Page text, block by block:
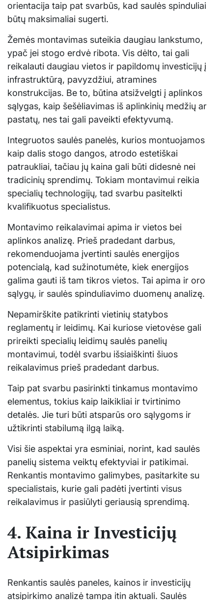
orientacija taip pat svarbūs, kad saulės spinduliai
būtų maksimaliai sugerti.
Žemės montavimas suteikia daugiau lankstumo,
ypač jei stogo erdvė ribota. Vis dėlto, tai gali
reikalauti daugiau vietos ir papildomų investicijų į
infrastruktūrą, pavyzdžiui, atramines
konstrukcijas. Be to, būtina atsižvelgti į aplinkos
sąlygas, kaip šešėliavimas iš aplinkinių medžių ar
pastatų, nes tai gali paveikti efektyvumą.
Integruotos saulės panelės, kurios montuojamos
kaip dalis stogo dangos, atrodo estetiškai
patraukliai, tačiau jų kaina gali būti didesnė nei
tradicinių sprendimų. Tokiam montavimui reikia
specialių technologijų, tad svarbu pasitelkti
kvalifikuotus specialistus.
Montavimo reikalavimai apima ir vietos bei
aplinkos analizę. Prieš pradedant darbus,
rekomenduojama įvertinti saulės energijos
potencialą, kad sužinotumėte, kiek energijos
galima gauti iš tam tikros vietos. Tai apima ir oro
sąlygų, ir saulės spinduliavimo duomenų analizę.
Nepamirškite patikrinti vietinių statybos
reglamentų ir leidimų. Kai kuriose vietovėse gali
prireikti specialių leidimų saulės panelių
montavimui, todėl svarbu išsiaiškinti šiuos
reikalavimus prieš pradedant darbus.
Taip pat svarbu pasirinkti tinkamus montavimo
elementus, tokius kaip laikikliai ir tvirtinimo
detalės. Jie turi būti atsparūs oro sąlygoms ir
užtikrinti stabilumą ilgą laiką.
Visi šie aspektai yra esminiai, norint, kad saulės
panelių sistema veiktų efektyviai ir patikimai.
Renkantis montavimo galimybes, pasitarkite su
specialistais, kurie gali padėti įvertinti visus
reikalavimus ir pasiūlyti geriausią sprendimą.
4. Kaina ir Investicijų
Atsipirkimas
Renkantis saulės paneles, kainos ir investicijų
atsipirkimo analizė tampa itin aktuali. Saulės